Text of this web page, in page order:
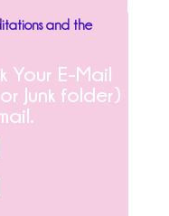
and the
Your E-Mail
Junk folder)